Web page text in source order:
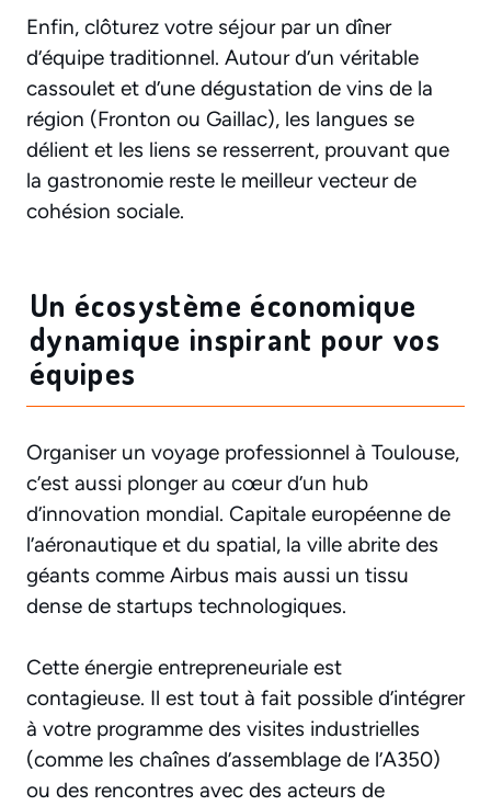
Enfin, clôturez votre séjour par un dîner
d’équipe traditionnel. Autour d’un véritable
cassoulet et d’une dégustation de vins de la
région (Fronton ou Gaillac), les langues se
délient et les liens se resserrent, prouvant que
la gastronomie reste le meilleur vecteur de
cohésion sociale.
Un écosystème économique
dynamique inspirant pour vos
équipes
Organiser un voyage professionnel à Toulouse,
c’est aussi plonger au cœur d’un hub
d’innovation mondial. Capitale européenne de
l’aéronautique et du spatial, la ville abrite des
géants comme Airbus mais aussi un tissu
dense de startups technologiques.
Cette énergie entrepreneuriale est
contagieuse. Il est tout à fait possible d’intégrer
à votre programme des visites industrielles
(comme les chaînes d’assemblage de l’A350)
ou des rencontres avec des acteurs de